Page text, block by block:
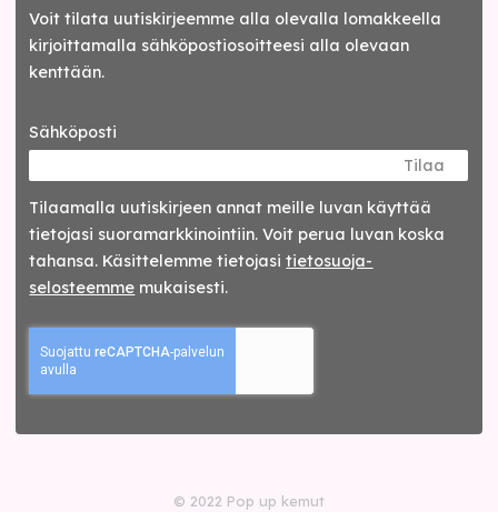
Voit tilata uutiskirjeemme alla olevalla lomakkeella
kirjoittamalla sähköpostiosoitteesi alla olevaan
kenttään.
Sähköposti
Tilaa
Tilaamalla uutis­kirjeen annat meille luvan käyttää
tietojasi suora­markkinointiin. Voit perua luvan koska
tahansa. Käsittelemme tietojasitieto­suoja­
selosteemme mukaisesti.
© 2022 Pop up kemut